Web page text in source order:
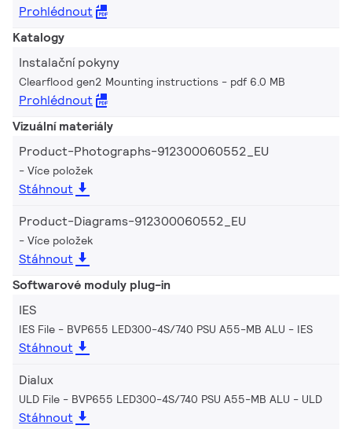
Prohlédnout
Katalogy
Instalační pokyny
Clearflood gen2 Mounting instructions pdf 6.0 MB
Prohlédnout
Vizuální materiály
Product-Photographs-912300060552_EU
Více položek
Stáhnout
Product-Diagrams-912300060552_EU
Více položek
Stáhnout
Softwarové moduly plug-in
IES
IES File - BVP655 LED300-4S/740 PSU A55-MB ALU IES
Stáhnout
Dialux
ULD File - BVP655 LED300-4S/740 PSU A55-MB ALU ULD
Stáhnout